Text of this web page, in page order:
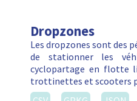
Dropzones
Les dropzones sont des
de stationner les
cyclopartage en flotte
trottinettes et scooters